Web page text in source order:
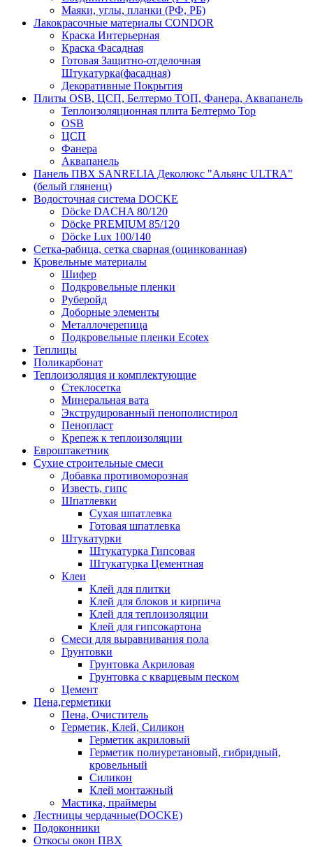
Маяки, углы, планки (РФ, РБ)
Лакокрасочные материалы CONDOR
Краска Интерьерная
Краска Фасадная
Готовая Защитно-отделочная
Штукатурка(фасадная)
Декоративные Покрытия
Плиты OSB, ЦСП, Белтермо ТОП, Фанера, Аквапанель
Теплоизоляционная плита Белтермо Top
OSB
ЦСП
Фанера
Аквапанель
Панель ПВХ SANRELIA Деколюкс "Альянс ULTRA"
(белый гляненц)
Водосточная система DOCKE
Döсkе DACHA 80/120
Döcke PREMIUM 85/120
Döсkе Luх 100/140
Сетка-рабица, сетка сварная (оцинкованная)
Кровельные материалы
Шифер
Подкровельные пленки
Руберойд
Доборные элементы
Металлочерепица
Подкровельные пленки Ecotex
Теплицы
Поликарбонат
Теплоизоляция и комплектующие
Стеклосетка
Минеральная вата
Экструдированный пенополистирол
Пенопласт
Крепеж к теплоизоляции
Евроштакетник
Сухие строительные смеси
Добавка противоморозная
Известь, гипс
Шпатлевки
Сухая шпатлевка
Готовая шпатлевка
Штукатурки
Штукатурка Гипсовая
Штукатурка Цементная
Клеи
Клей для плитки
Клей для блоков и кирпича
Клей для теплоизоляции
Клей для гипсокартона
Смеси для выравнивания пола
Грунтовки
Грунтовка Акриловая
Грунтовка с кварцевым песком
Цемент
Пена,герметики
Пена, Очиститель
Герметик, Клей, Силикон
Герметик акриловый
Герметик полиуретановый, гибридный,
кровельный
Силикон
Клей монтажный
Мастика, праймеры
Лестницы чердачные(DOCKE)
Подоконники
Откосы окон ПВХ